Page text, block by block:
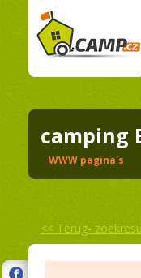
camping
WWW pagina's
<< Terug-